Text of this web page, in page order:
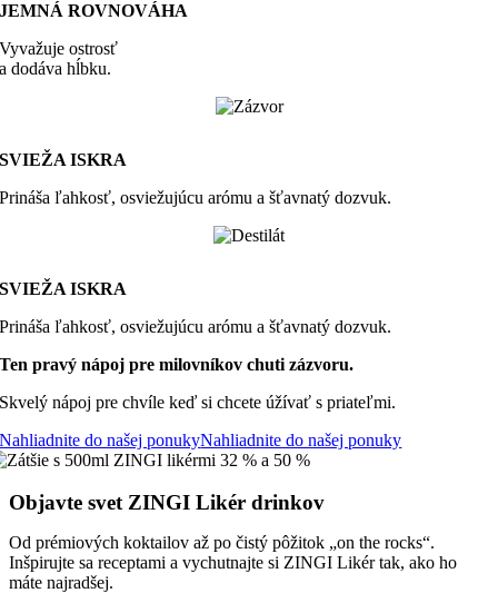
JEMNÁ ROVNOVÁHA
Vyvažuje ostrosť
a dodáva hĺbku.
SVIEŽA ISKRA
Prináša ľahkosť, osviežujúcu arómu a šťavnatý dozvuk.
SVIEŽA ISKRA
Prináša ľahkosť, osviežujúcu arómu a šťavnatý dozvuk.
Ten pravý nápoj pre milovníkov chuti zázvoru.
Skvelý nápoj pre chvíle keď si chcete úžívať s priateľmi.
Nahliadnite do našej ponukyNahliadnite do našej ponuky
Objavte svet ZINGI Likér drinkov
Od prémiových koktailov až po čistý pôžitok „on the rocks“.
Inšpirujte sa receptami a vychutnajte si ZINGI Likér tak, ako ho
máte najradšej.